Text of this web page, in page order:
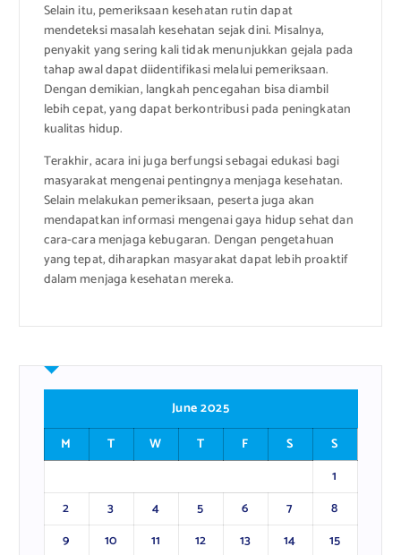
Selain itu, pemeriksaan kesehatan rutin dapat
mendeteksi masalah kesehatan sejak dini. Misalnya,
penyakit yang sering kali tidak menunjukkan gejala pada
tahap awal dapat diidentifikasi melalui pemeriksaan.
Dengan demikian, langkah pencegahan bisa diambil
lebih cepat, yang dapat berkontribusi pada peningkatan
kualitas hidup.
Terakhir, acara ini juga berfungsi sebagai edukasi bagi
masyarakat mengenai pentingnya menjaga kesehatan.
Selain melakukan pemeriksaan, peserta juga akan
mendapatkan informasi mengenai gaya hidup sehat dan
cara-cara menjaga kebugaran. Dengan pengetahuan
yang tepat, diharapkan masyarakat dapat lebih proaktif
dalam menjaga kesehatan mereka.
June 2025
M
T W T F S
S
1
2
3 4 5 6 7
8
9
10 11 12 13 14
15